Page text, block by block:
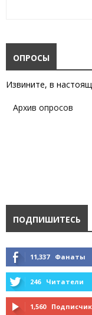
ОПРОСЫ
Извините, в
Архив опросов
ПОДПИШИТЕСЬ
11,337 Фанаты
246 Читатели
1,560